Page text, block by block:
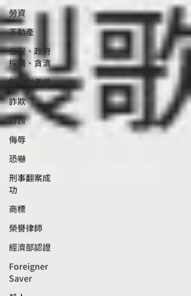
勞資
不動產
工程、政府
採購、貪瀆
智慧財產權
詐欺
誹謗
侮辱
恐嚇
刑事翻案成
功
商標
榮譽律師
經濟部認證
Foreigner
Saver